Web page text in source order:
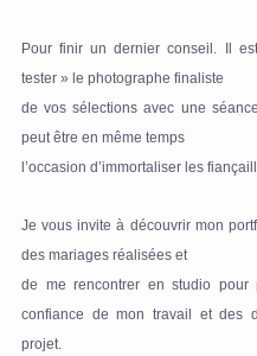
Pour finir un dernier conseil. Il
tester » le photographe finaliste
de vos sélections avec une
peut être en même temps
l’occasion d’immortaliser les
Je vous invite à découvrir mon
des mariages réalisées et
de me rencontrer en studio pour
confiance de mon travail et des
projet.